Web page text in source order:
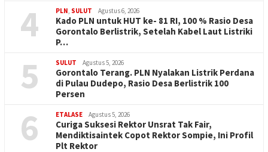
4 PLN SULUT Agustus 6, 2026
Kado PLN untuk HUT ke- 81 RI, 100 % Rasio Desa
Gorontalo Berlistrik, Setelah Kabel Laut Listriki
P…
5 SULUT Agustus 5, 2026
Gorontalo Terang. PLN Nyalakan Listrik Perdana
di Pulau Dudepo, Rasio Desa Berlistrik 100
Persen
6 ETALASE Agustus 5, 2026
Curiga Suksesi Rektor Unsrat Tak Fair,
Mendiktisaintek Copot Rektor Sompie, Ini Profil
Plt Rektor